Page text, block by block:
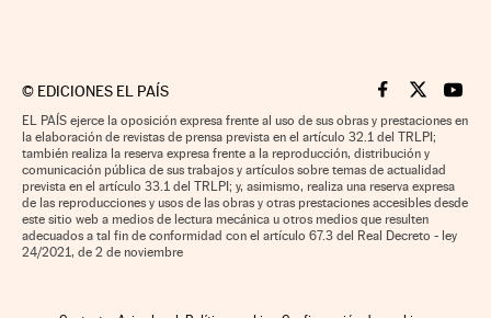
© EDICIONES EL PAÍS Cinco Días en
Cinco Días
Cinco
EL PAÍS ejerce la oposición expresa frente al uso de sus obras y prestaciones en
la elaboración de revistas de prensa prevista en el artículo 32.1 del TRLPI;
también realiza la reserva expresa frente a la reproducción, distribución y
comunicación pública de sus trabajos y artículos sobre temas de actualidad
prevista en el artículo 33.1 del TRLPI; y, asimismo, realiza una reserva expresa
de las reproducciones y usos de las obras y otras prestaciones accesibles desde
este sitio web a medios de lectura mecánica u otros medios que resulten
adecuados a tal fin de conformidad con el artículo 67.3 del Real Decreto - ley
24/2021, de 2 de noviembre